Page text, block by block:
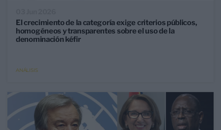
El crecimiento de la categoría exige criterios públicos,
homogéneos y transparentes sobre el uso de la
denominación kéfir
ANÁLISIS